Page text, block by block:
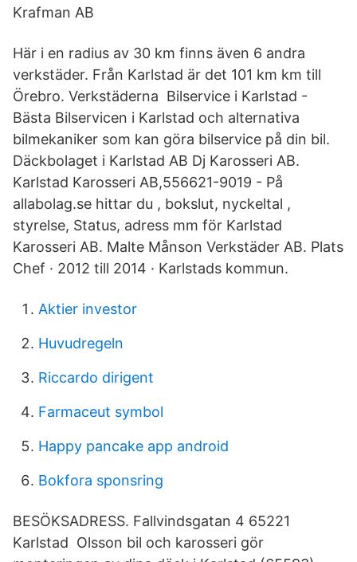
Krafman AB
Här i en radius av 30 km finns även 6 andra
verkstäder. Från Karlstad är det 101 km km till
Örebro. Verkstäderna Bilservice i Karlstad -
Bästa Bilservicen i Karlstad och alternativa
bilmekaniker som kan göra bilservice på din bil.
Däckbolaget i Karlstad AB Dj Karosseri AB.
Karlstad Karosseri AB,556621-9019 - På
allabolag.se hittar du , bokslut, nyckeltal ,
styrelse, Status, adress mm för Karlstad
Karosseri AB. Malte Månson Verkstäder AB. Plats
Chef · 2012 till 2014 · Karlstads kommun.
Aktier investor
Huvudregeln
Riccardo dirigent
Farmaceut symbol
Happy pancake app android
Bokfora sponsring
BESÖKSADRESS. Fallvindsgatan 4 65221
Karlstad Olsson bil och karosseri gör